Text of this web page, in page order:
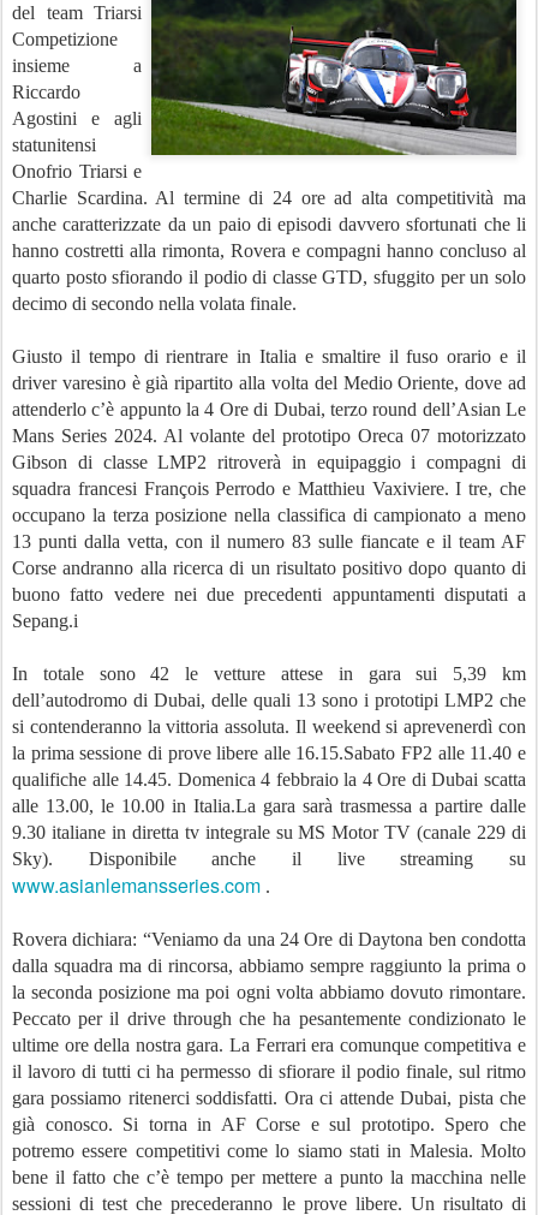
del team Triarsi
Competizione
insieme a
Riccardo
Agostini e agli
statunitensi
Onofrio Triarsi e
Charlie Scardina. Al termine di 24 ore ad alta competitività ma
anche caratterizzate da un paio di episodi davvero sfortunati che li
hanno costretti alla rimonta, Rovera e compagni hanno concluso al
quarto posto sfiorando il podio di classe GTD, sfuggito per un solo
decimo di secondo nella volata finale.
Giusto il tempo di rientrare in Italia e smaltire il fuso orario e il
driver varesino è già ripartito alla volta del Medio Oriente, dove ad
attenderlo c’è appunto la 4 Ore di Dubai, terzo round dell’Asian Le
Mans Series 2024. Al volante del prototipo Oreca 07 motorizzato
Gibson di classe LMP2 ritroverà in equipaggio i compagni di
squadra francesi François Perrodo e Matthieu Vaxiviere. I tre, che
occupano la terza posizione nella classifica di campionato a meno
13 punti dalla vetta, con il numero 83 sulle fiancate e il team AF
Corse andranno alla ricerca di un risultato positivo dopo quanto di
buono fatto vedere nei due precedenti appuntamenti disputati a
Sepang.i
In totale sono 42 le vetture attese in gara sui 5,39 km
dell’autodromo di Dubai, delle quali 13 sono i prototipi LMP2 che
si contenderanno la vittoria assoluta. Il weekend si aprevenerdì con
la prima sessione di prove libere alle 16.15.Sabato FP2 alle 11.40 e
qualifiche alle 14.45. Domenica 4 febbraio la 4 Ore di Dubai scatta
alle 13.00, le 10.00 in Italia.La gara sarà trasmessa a partire dalle
9.30 italiane in diretta tv integrale su MS Motor TV (canale 229 di
Sky). Disponibile anche il live streaming su
www.asianlemansseries.com .­
Rovera dichiara: “Veniamo da una 24 Ore di Daytona ben condotta
dalla squadra ma di rincorsa, abbiamo sempre raggiunto la prima o
la seconda posizione ma poi ogni volta abbiamo dovuto rimontare.
Peccato per il drive through che ha pesantemente condizionato le
ultime ore della nostra gara. La Ferrari era comunque competitiva e
il lavoro di tutti ci ha permesso di sfiorare il podio finale, sul ritmo
gara possiamo ritenerci soddisfatti. Ora ci attende Dubai, pista che
già conosco. Si torna in AF Corse e sul prototipo. Spero che
potremo essere competitivi come lo siamo stati in Malesia. Molto
bene il fatto che c’è tempo per mettere a punto la macchina nelle
sessioni di test che precederanno le prove libere. Un risultato di